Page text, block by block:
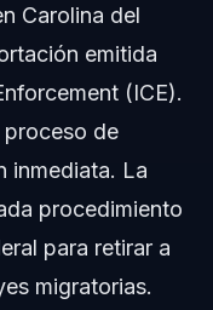
Carolina del
emitida
(ICE).
proceso de
inmediata. La
procedimiento
para retirar a
migratorias.